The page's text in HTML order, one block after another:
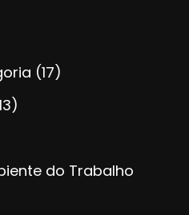
(17)
do Trabalho